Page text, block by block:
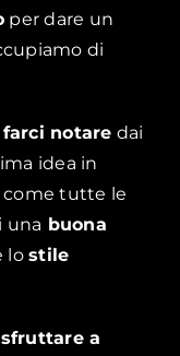
per dare un
di
farci notare dai
idea in
come tutte le
una buona
lostile
sfruttare a